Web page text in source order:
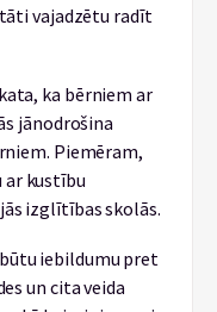
vajadzētu radīt
ka bērniem ar
jānodrošina
Piemēram,
kustību
izglītības skolās.
iebildumu pret
un cita veida